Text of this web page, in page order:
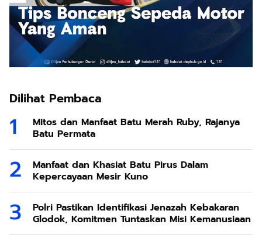
Dilihat Pembaca
Mitos dan Manfaat Batu Merah Ruby, Rajanya
Batu Permata
Manfaat dan Khasiat Batu Pirus Dalam
Kepercayaan Mesir Kuno
Polri Pastikan Identifikasi Jenazah Kebakaran
Glodok, Komitmen Tuntaskan Misi Kemanusiaan